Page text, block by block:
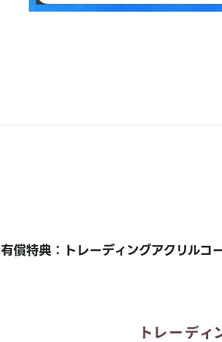
有償特典：トレーディングアクリルコ